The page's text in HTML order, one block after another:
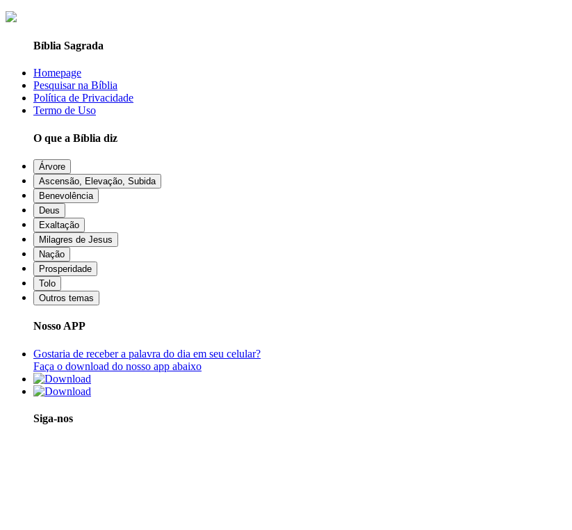
Bíblia Sagrada
Homepage
Pesquisar na Bíblia
Política de Privacidade
Termo de Uso
O que a Bíblia diz
Árvore
Ascensão, Elevação, Subida
Benevolência
Deus
Exaltação
Milagres de Jesus
Nação
Prosperidade
Tolo
Outros temas
Nosso APP
Gostaria de receber a palavra do dia em seu celular?
Faça o download do nosso app abaixo
Siga-nos